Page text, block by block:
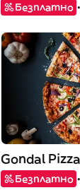
Безплатно
Gondal Pizza
Безплатно